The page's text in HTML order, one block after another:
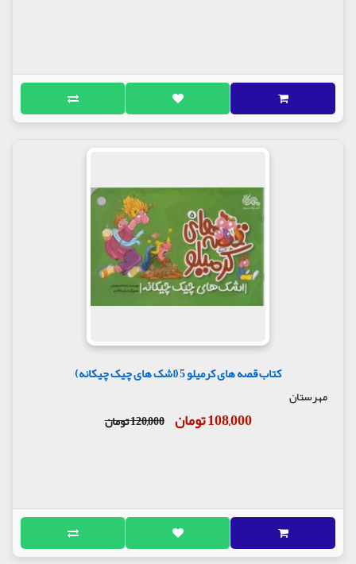
کتاب قصه های کرمیلو 5 (اشک های چیک چیکانه)
مهرستان
108,000 تومان 120,000 تومان